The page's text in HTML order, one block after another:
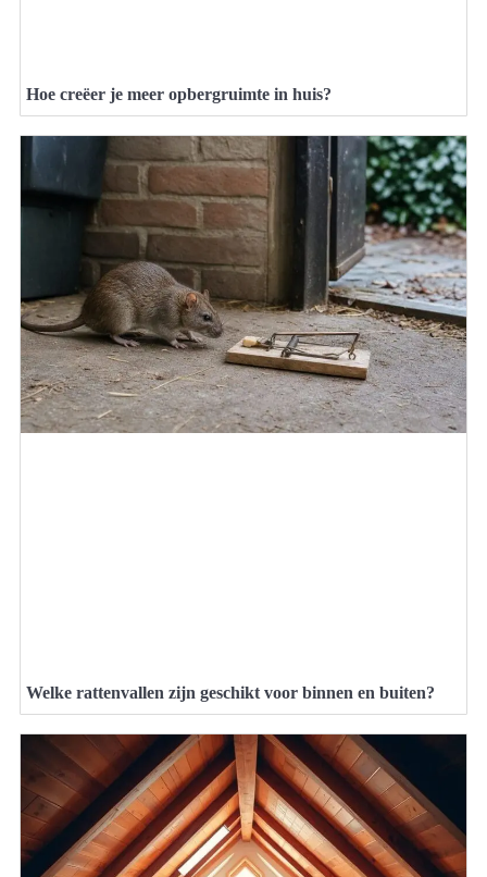
Hoe creëer je meer opbergruimte in huis?
Welke rattenvallen zijn geschikt voor binnen en buiten?